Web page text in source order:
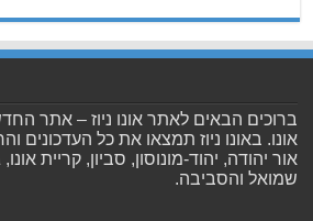
ברוכים הבאים לאתר אונו ניוז – אתר
אונו. באונו ניוז תמצאו את כל העדכונים
אור יהודה, יהוד-מונוסון, סביון, קריית
שמואל והסביבה.